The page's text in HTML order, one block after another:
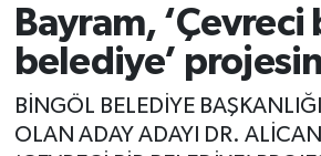
Bayram, ‘Çevreci
belediye’
BİNGÖL BELEDİYE
OLAN ADAY ADAYI DR.
Ekonomi
Gündem
Malatya Trafik Yoğunluk
TFF 3.Lig 2.Grup Puan